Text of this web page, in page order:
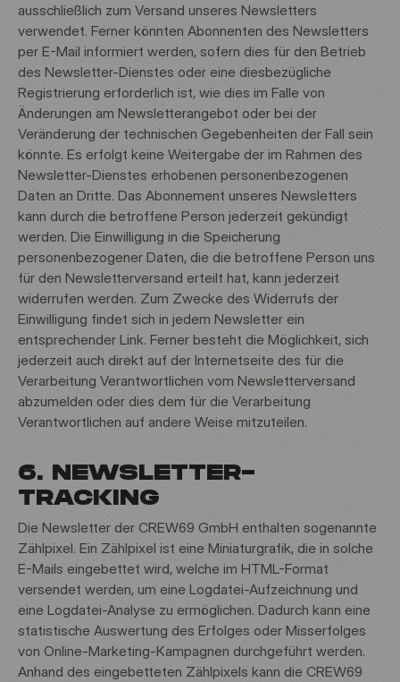
ausschließlich zum Versand unseres Newsletters
verwendet. Ferner könnten Abonnenten des Newsletters
per E-Mail informiert werden, sofern dies für den Betrieb
des Newsletter-Dienstes oder eine diesbezügliche
Registrierung erforderlich ist, wie dies im Falle von
Änderungen am Newsletterangebot oder bei der
Veränderung der technischen Gegebenheiten der Fall sein
könnte. Es erfolgt keine Weitergabe der im Rahmen des
Newsletter-Dienstes erhobenen personenbezogenen
Daten an Dritte. Das Abonnement unseres Newsletters
kann durch die betroffene Person jederzeit gekündigt
werden. Die Einwilligung in die Speicherung
personenbezogener Daten, die die betroffene Person uns
für den Newsletterversand erteilt hat, kann jederzeit
widerrufen werden. Zum Zwecke des Widerrufs der
Einwilligung findet sich in jedem Newsletter ein
entsprechender Link. Ferner besteht die Möglichkeit, sich
jederzeit auch direkt auf der Internetseite des für die
Verarbeitung Verantwortlichen vom Newsletterversand
abzumelden oder dies dem für die Verarbeitung
Verantwortlichen auf andere Weise mitzuteilen.
6. NEWSLETTER-
TRACKING
Die Newsletter der CREW69 GmbH enthalten sogenannte
Zählpixel. Ein Zählpixel ist eine Miniaturgrafik, die in solche
E-Mails eingebettet wird, welche im HTML-Format
versendet werden, um eine Logdatei-Aufzeichnung und
eine Logdatei-Analyse zu ermöglichen. Dadurch kann eine
statistische Auswertung des Erfolges oder Misserfolges
von Online-Marketing-Kampagnen durchgeführt werden.
Anhand des eingebetteten Zählpixels kann die CREW69